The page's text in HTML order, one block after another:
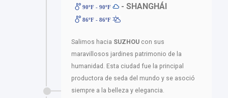
90ºF - 90ºF - SHANGHÁI
86ºF - 86ºF
Salimos hacia SUZHOU con sus
maravillosos jardines patrimonio de la
humanidad. Esta ciudad fue la principal
productora de seda del mundo y se asoció
siempre a la belleza y elegancia.